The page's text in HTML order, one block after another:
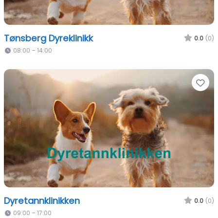
Tønsberg Dyreklinikk 0.0 (0)
08:00 – 14:00
Dyretannklinikken 0.0 (0)
09:00 – 17:00